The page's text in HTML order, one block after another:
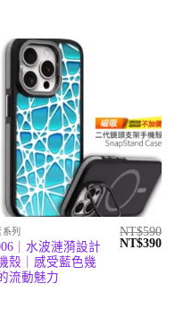
列
｜水波漣漪設計
殼｜感受藍色幾
流動魅力
NT$590
原
NT$390目